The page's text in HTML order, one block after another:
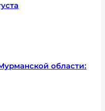
области: